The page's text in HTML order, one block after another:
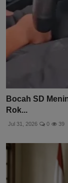
Bocah SD
Rok...
Jul 31, 2026 0 39